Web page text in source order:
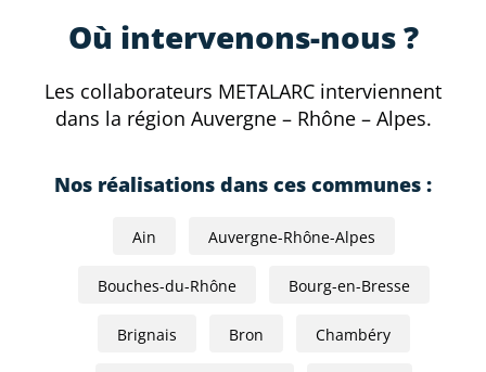
Où intervenons-nous ?
Les collaborateurs METALARC interviennent
dans la région Auvergne – Rhône – Alpes.
Nos réalisations dans ces communes :
Ain Auvergne-Rhône-Alpes
Bouches-du-Rhône Bourg-en-Bresse
Brignais Bron Chambéry